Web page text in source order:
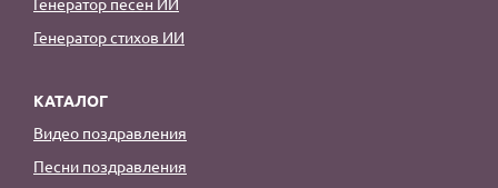
Генератор стихов ИИ
КАТАЛОГ
Видео поздравления
Песни поздравления